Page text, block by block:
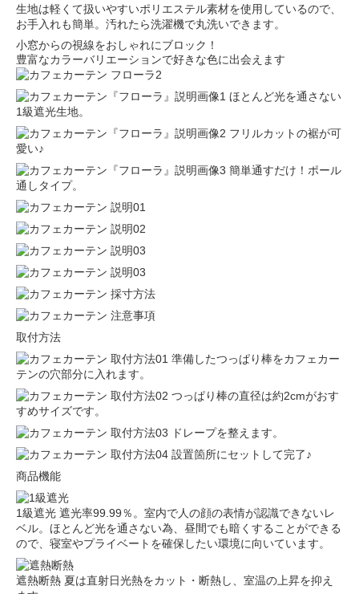
生地は軽くて扱いやすいポリエステル素材を使用しているので、
お手入れも簡単。汚れたら洗濯機で丸洗いできます。
小窓からの視線をおしゃれにブロック！
豊富なカラーバリエーションで好きな色に出会えます
ほとんど光を通さない
1級遮光生地。
フリルカットの裾が可
愛い♪
簡単通すだけ！ポール
通しタイプ。
取付方法
準備したつっぱり棒をカフェカー
テンの穴部分に入れます。
つっぱり棒の直径は約2cmがおす
すめサイズです。
ドレープを整えます。
設置箇所にセットして完了♪
商品機能
1級遮光 遮光率99.99％。室内で人の顔の表情が認識できないレ
ベル。ほとんど光を通さない為、昼間でも暗くすることができる
ので、寝室やプライベートを確保したい環境に向いています。
遮熱断熱 夏は直射日光熱をカット・断熱し、室温の上昇を抑え